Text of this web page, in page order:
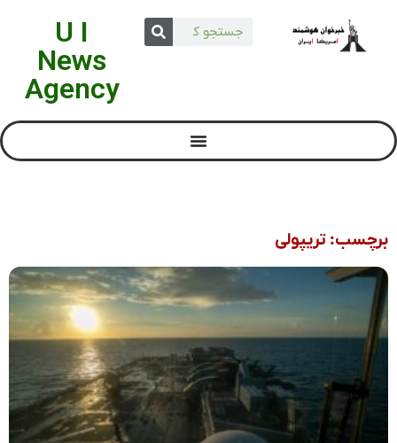
U I
News
Agency
برچسب: تریپولی